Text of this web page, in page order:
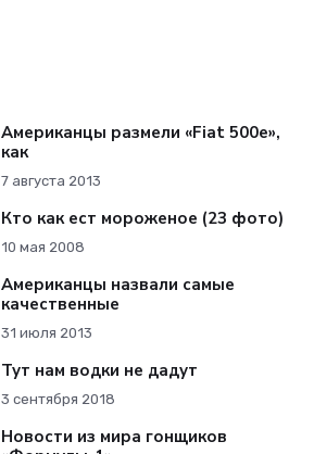
Американцы размели «Fiat 500e»,
как
7 августа 2013
Кто как ест мороженое (23 фото)
10 мая 2008
Американцы назвали самые
качественные
31 июля 2013
Тут нам водки не дадут
3 сентября 2018
Новости из мира гонщиков